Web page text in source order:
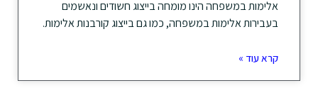
אלימות במשפחה הינו מומחה בייצוג חשודים ונאשמים
בעבירות אלימות במשפחה, כמו גם בייצוג קורבנות אלימות.
קרא עוד »